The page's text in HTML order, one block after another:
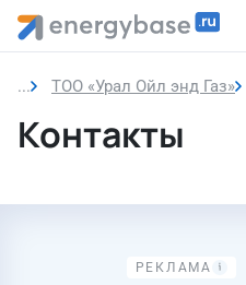
ТОО «Урал Ойл энд Газ»
Контакты